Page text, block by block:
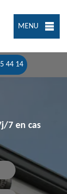
MENU
44 14
7 en cas